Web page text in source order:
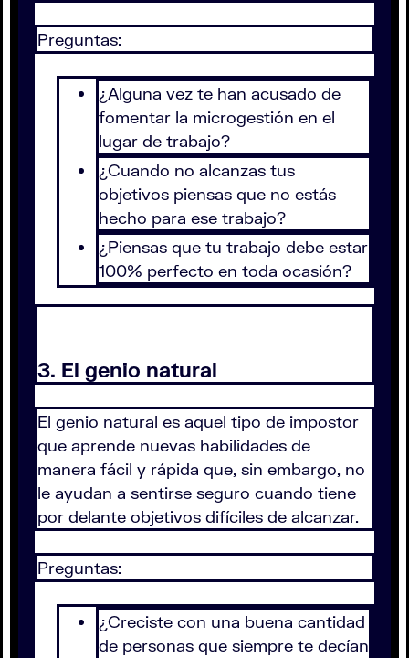
Preguntas:
¿Alguna vez te han acusado de
fomentar la microgestión en el
lugar de trabajo?
¿Cuando no alcanzas tus
objetivos piensas que no estás
hecho para ese trabajo?
¿Piensas que tu trabajo debe estar
100% perfecto en toda ocasión?
3. El genio natural
El genio natural es aquel tipo de impostor
que aprende nuevas habilidades de
manera fácil y rápida que, sin embargo, no
le ayudan a sentirse seguro cuando tiene
por delante objetivos difíciles de alcanzar.
Preguntas:
¿Creciste con una buena cantidad
de personas que siempre te decían